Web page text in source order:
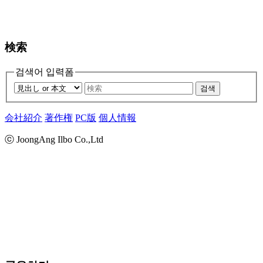
検索
검색어 입력폼
검색
会社紹介 著作権 PC版 個人情報
ⓒ JoongAng Ilbo Co.,Ltd